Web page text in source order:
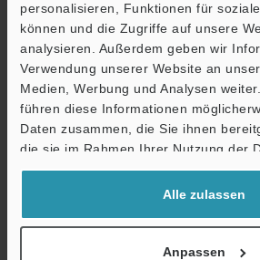
personalisieren, Funktionen für
können und die Zugriffe auf unsere
analysieren. Außerdem geben wir
Verwendung unserer Website an
Medien, Werbung und Analysen
führen diese Informationen
Daten zusammen, die Sie ihnen
die sie im Rahmen Ihrer Nutzung der
haben.
Alle zulassen
Anpassen
Broschüre herunterladen
Datenblatt (PDF)